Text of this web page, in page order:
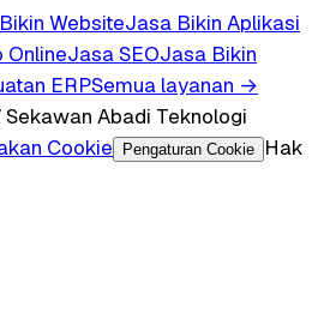
WebsiteJasa Bikin Aplikasi
OnlineJasa SEOJasa Bikin
ERPSemua layanan →
Abadi Teknologi
Cookie Pengaturan Cookie
Hak